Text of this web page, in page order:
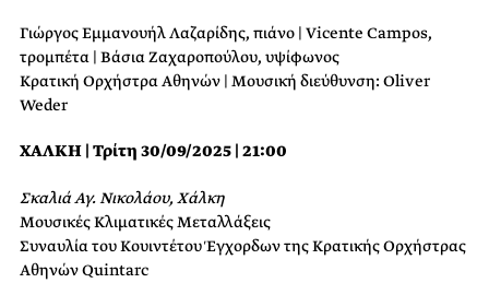
Γιώργος Εμμανουήλ Λαζαρίδης, πιάνο | Vicente Campos,
τρομπέτα | Βάσια Ζαχαροπούλου, υψίφωνος
Κρατική Ορχήστρα Αθηνών | Μουσική διεύθυνση: Oliver
Weder
ΧΑΛΚΗ | Τρίτη 30/09/2025 | 21:00
Σκαλιά Αγ. Νικολάου, Χάλκη
Μουσικές Κλιματικές Μεταλλάξεις
Συναυλία του Κουιντέτου Έγχορδων της Κρατικής Ορχήστρας
Αθηνών Quintarc